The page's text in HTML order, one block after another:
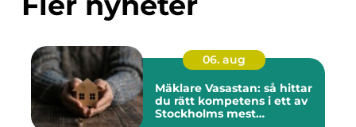
06. aug
Mäklare Vasastan: så hittar
du rätt kompetens i ett av
Stockholms mest